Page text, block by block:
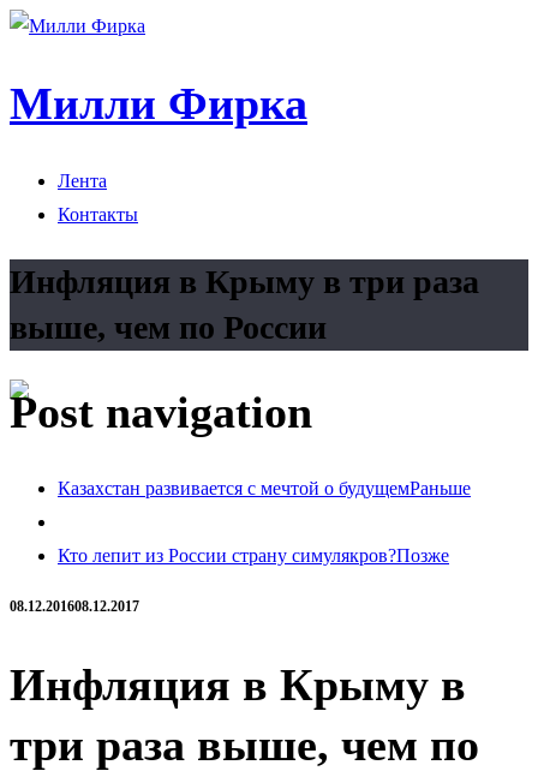
Милли Фирка
Лента
Контакты
Инфляция в Крыму в три раза
выше, чем по России
Post navigation
Казахстан развивается с мечтой о будущемРаньше
Кто лепит из России страну симулякров?Позже
08.12.201608.12.2017
Инфляция в Крыму в
три раза выше, чем по